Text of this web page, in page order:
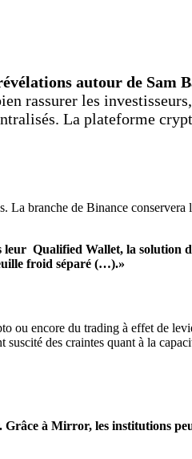
autour de Sam
rassurer les
La plateforme
branche de Binance conservera
Qualified Wallet, la solution
froid séparé (…).»
ou encore du trading à effet de
suscité des craintes quant à la
à Mirror, les institutions